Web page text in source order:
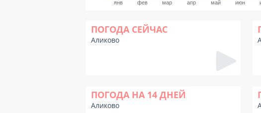
янв фев мар апр май июн
ПОГОДА СЕЙЧАС
Аликово
ПОГОДА НА 14 ДНЕЙ
Аликово